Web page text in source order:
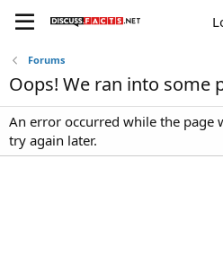
Forums
Oops! We ran into some
An error occurred while the page
try again later.